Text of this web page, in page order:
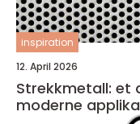
inspiration
12. April 2026
Strekkmetall: et
moderne